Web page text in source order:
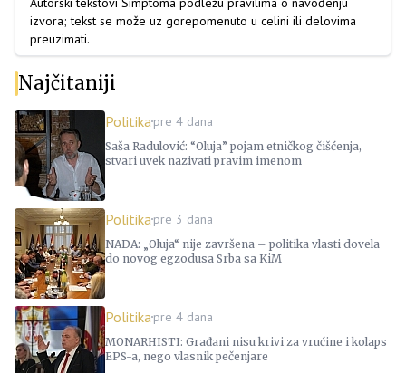
izvora; tekst se može uz gorepomenuto u celini ili delovima
preuzimati.
Najčitaniji
Politikapre 4 dana
Saša Radulović: “Oluja” pojam etničkog čišćenja,
stvari uvek nazivati pravim imenom
Politikapre 3 dana
NADA: „Oluja“ nije završena – politika vlasti dovela
do novog egzodusa Srba sa KiM
Politikapre 4 dana
MONARHISTI: Građani nisu krivi za vrućine i kolaps
EPS-a, nego vlasnik pečenjare